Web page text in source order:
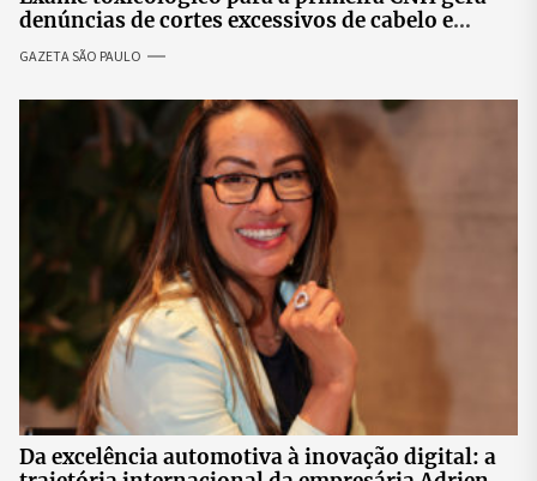
denúncias de cortes excessivos de cabelo e
revolta entre candidatas
GAZETA SÃO PAULO
Da excelência automotiva à inovação digital: a